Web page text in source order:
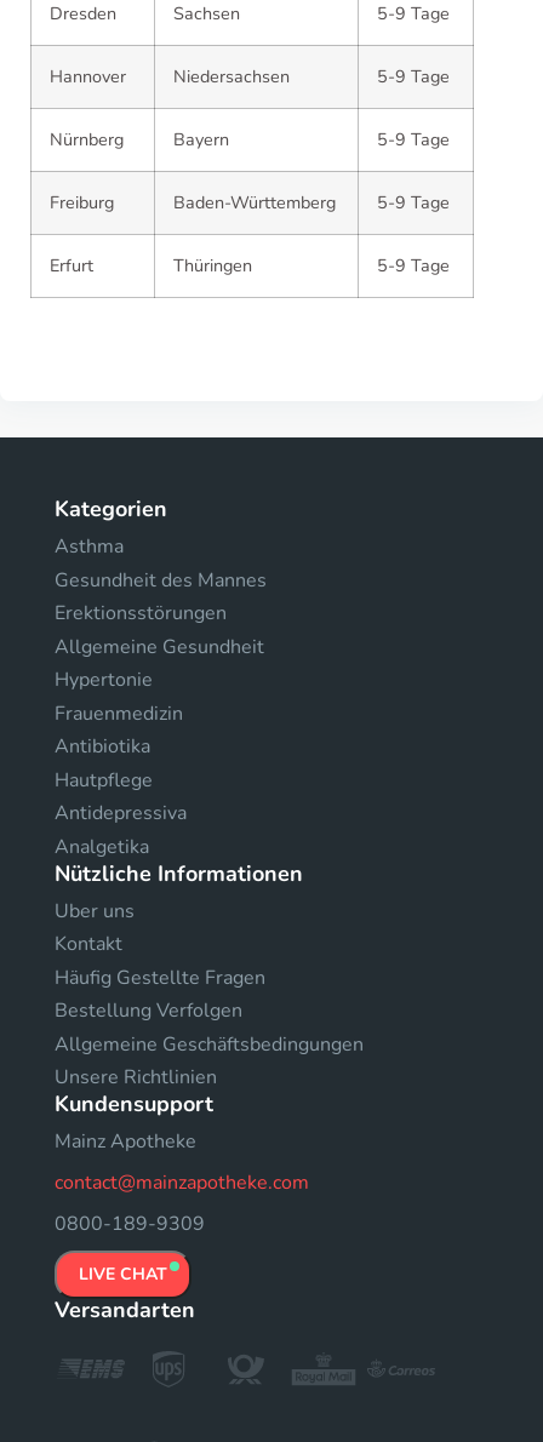
Dresden Sachsen 5-9 Tage
Hannover Niedersachsen 5-9 Tage
Nürnberg Bayern 5-9 Tage
Freiburg Baden-Württemberg 5-9 Tage
Erfurt Thüringen 5-9 Tage
Kategorien
Asthma
Gesundheit des Mannes
Erektionsstörungen
Allgemeine Gesundheit
Hypertonie
Frauenmedizin
Antibiotika
Hautpflege
Antidepressiva
Analgetika
Nützliche Informationen
Uber uns
Kontakt
Häufig Gestellte Fragen
Bestellung Verfolgen
Allgemeine Geschäftsbedingungen
Unsere Richtlinien
Kundensupport
Mainz Apotheke
contact@mainzapotheke.com
0800-189-9309
LIVE CHAT
Versandarten